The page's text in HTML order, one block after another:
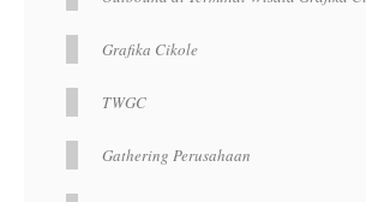
Grafika Cikole
TWGC
Gathering Perusahaan